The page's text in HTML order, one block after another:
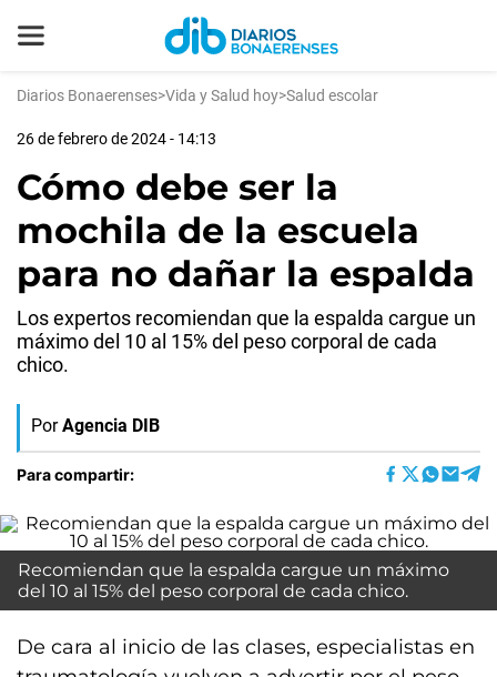
Diarios Bonaerenses>Vida y Salud hoy>Salud escolar
26 de febrero de 2024 - 14:13
Cómo debe ser la
mochila de la escuela
para no dañar la espalda
Los expertos recomiendan que la espalda cargue un
máximo del 10 al 15% del peso corporal de cada
chico.
Por Agencia DIB
Para compartir:
Recomiendan que la espalda cargue un máximo
del 10 al 15% del peso corporal de cada chico.
De cara al inicio de las clases, especialistas en